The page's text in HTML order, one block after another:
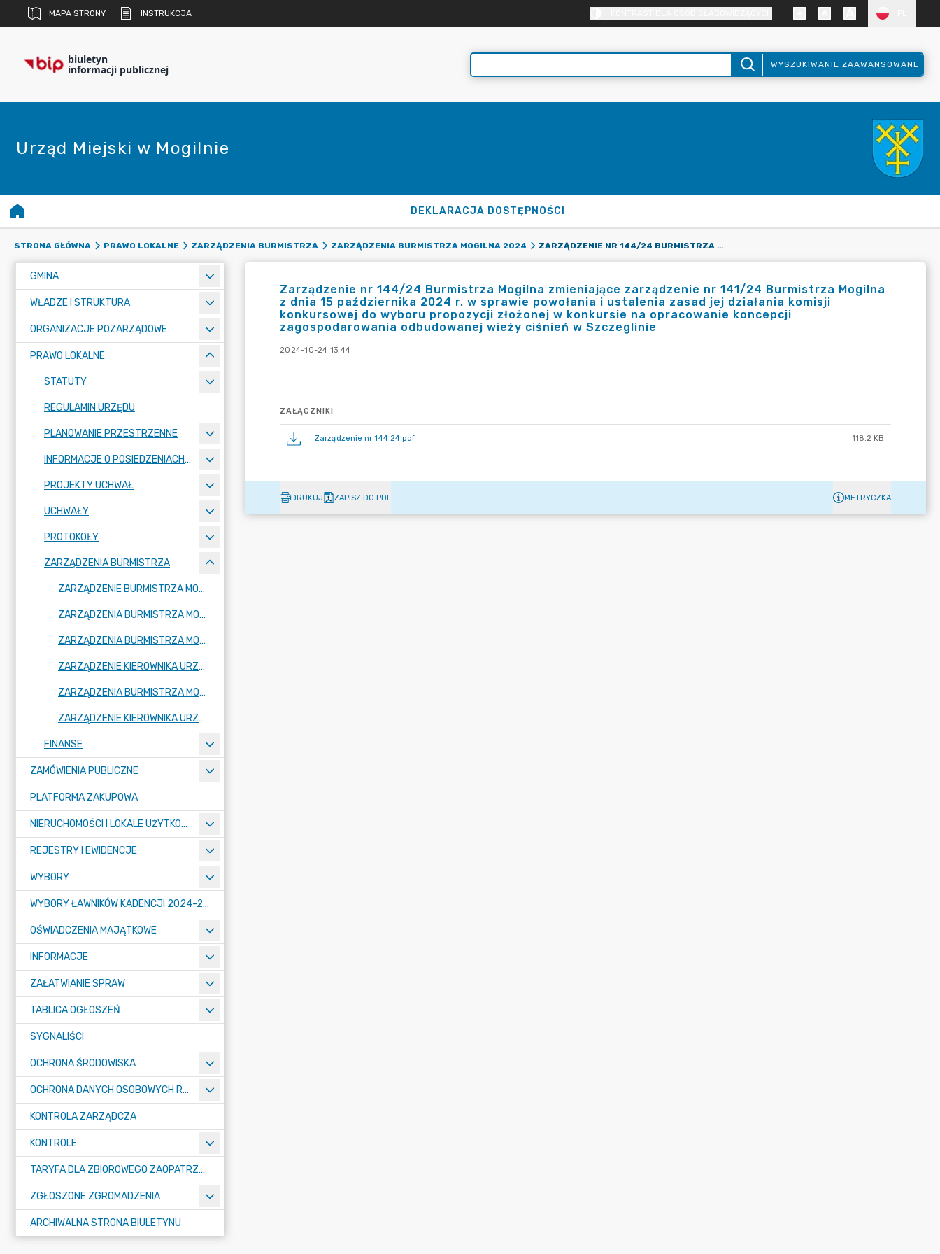
MAPA STRONY INSTRUKCJA
biuletyn
informacji publicznej WYSZUKIWANIE ZAAWANSOWANE
Urząd Miejski w Mogilnie
DEKLARACJA DOSTĘPNOŚCI
STRONA GŁÓWNA PRAWO LOKALNE ZARZĄDZENIA BURMISTRZA ZARZĄDZENIA BURMISTRZA MOGILNA 2024 ZARZĄDZENIE NR 144/24 BURMISTRZA MOGILNA ZMIENIAJĄCE ZARZĄDZENIE NR 141/24 BURMISTRZA MOGILNA Z DNIA 15 PAŹDZIERNIKA 2024 R. W SPRAWIE POWOŁANIA I USTALENIA ZASAD JEJ DZIAŁANIA KOMISJI KONKURSOWEJ DO WYBORU PROPOZYCJI ZŁOŻONEJ W KONKURSIE NA OPRACOWANIE KONCEPCJI ZAGOSPODAROWANIA ODBUDOWANEJ WIEŻY CIŚNIEŃ W SZCZEGLINIE
GMINA
WŁADZE I STRUKTURA
ORGANIZACJE POZARZĄDOWE
PRAWO LOKALNE
STATUTY
REGULAMIN URZĘDU
PLANOWANIE PRZESTRZENNE
INFORMACJE O POSIEDZENIACH KOMISJI
PROJEKTY UCHWAŁ
UCHWAŁY
PROTOKOŁY
ZARZĄDZENIA BURMISTRZA
ZARZĄDZENIE BURMISTRZA MOGILNA 2026
ZARZĄDZENIA BURMISTRZA MOGILNA 2025
ZARZĄDZENIA BURMISTRZA MOGILNA 2024
ZARZĄDZENIE KIEROWNIKA URZĘDU 2024
ZARZĄDZENIA BURMISTRZA MOGILNA 2023
ZARZĄDZENIE KIEROWNIKA URZĘDU 2023
FINANSE
ZAMÓWIENIA PUBLICZNE
PLATFORMA ZAKUPOWA
NIERUCHOMOŚCI I LOKALE UŻYTKOWE
REJESTRY I EWIDENCJE
WYBORY
WYBORY ŁAWNIKÓW KADENCJI 2024-2027
OŚWIADCZENIA MAJĄTKOWE
INFORMACJE
ZAŁATWIANIE SPRAW
TABLICA OGŁOSZEŃ
SYGNALIŚCI
OCHRONA ŚRODOWISKA
OCHRONA DANYCH OSOBOWYCH RODO
KONTROLA ZARZĄDCZA
KONTROLE
TARYFA DLA ZBIOROWEGO ZAOPATRZENIA W WODĘ I ZBIOROWEGO ODPROWADZANIA ŚCIEKÓW
ZGŁOSZONE ZGROMADZENIA
ARCHIWALNA STRONA BIULETYNU
Zarządzenie nr 144/24 Burmistrza Mogilna zmieniające zarządzenie nr 141/24 Burmistrza Mogilna
z dnia 15 października 2024 r. w sprawie powołania i ustalenia zasad jej działania komisji
konkursowej do wyboru propozycji złożonej w konkursie na opracowanie koncepcji
zagospodarowania odbudowanej wieży ciśnień w Szczeglinie
2024-10-24 13:44
ZAŁĄCZNIKI
Zarządzenie nr 144 24.pdf 118.2 KB
DRUKUJ ZAPISZ DO PDF METRYCZKA